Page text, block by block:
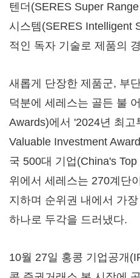
텐더(SERES Super
시스템(SERES Intelligent
적인 독자 기술로 제품의
새롭게 단장한 제품군, 부
덕분에 세레스는 골든 불
Awards)에서 '2024년 최
Valuable Investment
국 500대 기업(China's
위에서 세레스는 270계단
지하며 순위권 내에서 가
하나로 두각을 드러냈다.
10월 27일 홍콩 기업공개